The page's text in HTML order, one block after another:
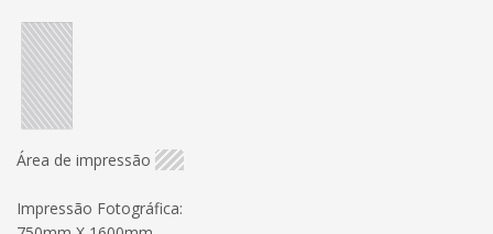
Área de impressão
Impressão Fotográfica: